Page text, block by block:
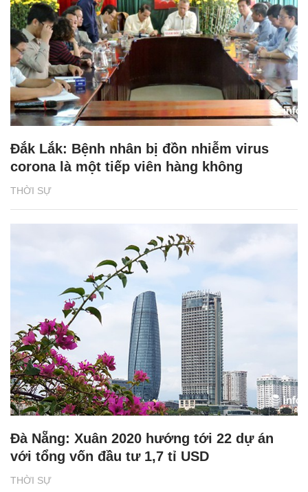
THỜI SỰ
Đắk Lắk: Bệnh nhân bị đồn nhiễm virus
corona là một tiếp viên hàng không
THỜI SỰ
Đà Nẵng: Xuân 2020 hướng tới 22 dự án
với tổng vốn đầu tư 1,7 tỉ USD